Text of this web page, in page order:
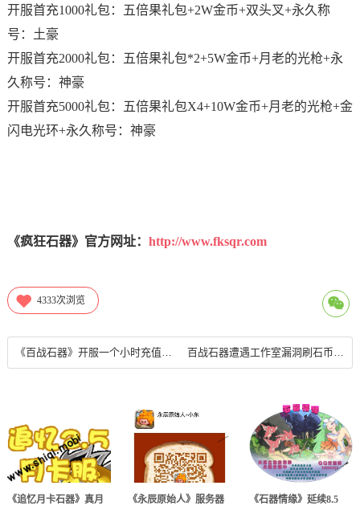
开服首充1000礼包：五倍果礼包+2W金币+双头叉+永久称
号：土豪
开服首充2000礼包：五倍果礼包*2+5W金币+月老的光枪+永
久称号：神豪
开服首充5000礼包：五倍果礼包X4+10W金币+月老的光枪+金
闪电光环+永久称号：神豪
《疯狂石器》官方网址： http://www.fksqr.com
4333次浏览
《百战石器》开服一个小时充值通道就全面爆满了，希望大家理性克制。 百战石器遭遇工作室漏洞刷石币的处理
《追忆月卡石器》真月
《永辰原始人》服务器
《石器情缘》延续8.5